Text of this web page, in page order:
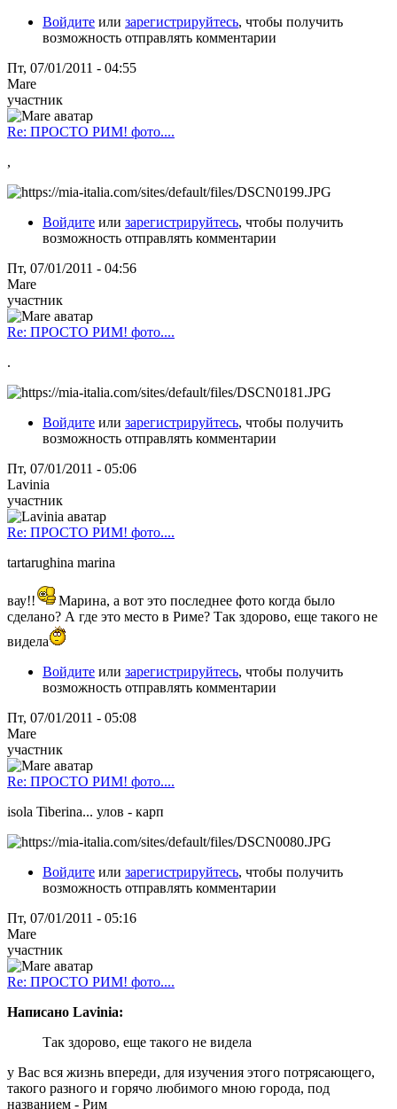
Войдите или зарегистрируйтесь, чтобы получить
возможность отправлять комментарии
Пт, 07/01/2011 - 04:55
Mare
участник
Re: ПРОСТО РИМ! фото....
,
Войдите или зарегистрируйтесь, чтобы получить
возможность отправлять комментарии
Пт, 07/01/2011 - 04:56
Mare
участник
Re: ПРОСТО РИМ! фото....
.
Войдите или зарегистрируйтесь, чтобы получить
возможность отправлять комментарии
Пт, 07/01/2011 - 05:06
Lavinia
участник
Re: ПРОСТО РИМ! фото....
tartarughina marina
вау!!
Марина, а вот это последнее фото когда было
сделано? А где это место в Риме? Так здорово, еще такого не
видела
Войдите или зарегистрируйтесь, чтобы получить
возможность отправлять комментарии
Пт, 07/01/2011 - 05:08
Mare
участник
Re: ПРОСТО РИМ! фото....
isola Tiberina... улов - карп
Войдите или зарегистрируйтесь, чтобы получить
возможность отправлять комментарии
Пт, 07/01/2011 - 05:16
Mare
участник
Re: ПРОСТО РИМ! фото....
Написано Lavinia:
Так здорово, еще такого не видела
у Вас вся жизнь впереди, для изучения этого потрясающего,
такого разного и горячо любимого мною города, под
названием - Рим